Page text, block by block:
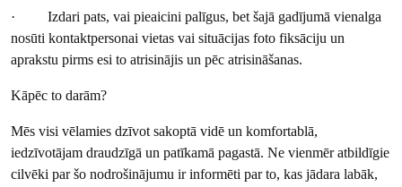
· Izdari pats, vai pieaicini palīgus, bet šajā gadījumā vienalga
nosūti kontaktpersonai vietas vai situācijas foto fiksāciju un
aprakstu pirms esi to atrisinājis un pēc atrisināšanas.
Kāpēc to darām?
Mēs visi vēlamies dzīvot sakoptā vidē un komfortablā,
iedzīvotājam draudzīgā un patīkamā pagastā. Ne vienmēr atbildīgie
cilvēki par šo nodrošinājumu ir informēti par to, kas jādara labāk,